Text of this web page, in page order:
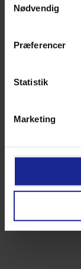
Nødvendig
Præferencer
Statistik
Marketing